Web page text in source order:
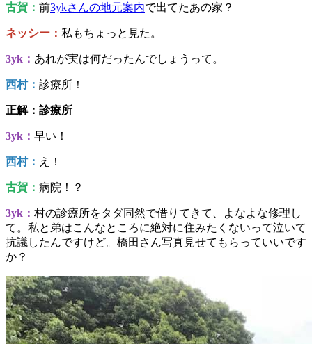
古賀： 前3ykさんの地元案内で出てたあの家？
ネッシー： 私もちょっと見た。
3yk： あれが実は何だったんでしょうって。
西村： 診療所！
正解：診療所
3yk： 早い！
西村： え！
古賀： 病院！？
3yk： 村の診療所をタダ同然で借りてきて、よなよな修理し
て。私と弟はこんなところに絶対に住みたくないって泣いて
抗議したんですけど。橋田さん写真見せてもらっていいです
か？